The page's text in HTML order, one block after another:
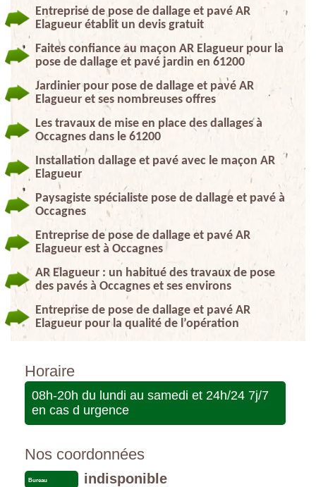
Entreprise de pose de dallage et pavé AR
Elagueur établit un devis gratuit
Faites confiance au maçon AR Elagueur pour la
pose de dallage et pavé jardin en 61200
Jardinier pour pose de dallage et pavé AR
Elagueur et ses nombreuses offres
Les travaux de mise en place des dallages à
Occagnes dans le 61200
Installation dallage et pavé avec le maçon AR
Elagueur
Paysagiste spécialiste pose de dallage et pavé à
Occagnes
Entreprise de pose de dallage et pavé AR
Elagueur est à Occagnes
AR Elagueur : un habitué des travaux de pose
des pavés à Occagnes et ses environs
Entreprise de pose de dallage et pavé AR
Elagueur pour la qualité de l’opération
Horaire
08h-20h du lundi au samedi et 24h/24 7j/7
en cas d urgence
Nos coordonnées
Bureau indisponible